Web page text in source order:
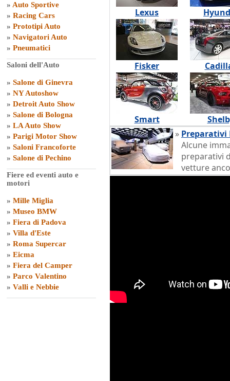
» Auto Sportive
» Racing Cars
» Prototipi Auto
» Navigatori Auto
» Pneumatici
Saloni dell'Auto
» Salone di Ginevra
» NY Autoshow
» Detroit Auto Show
» Salone di Bologna
» LA Auto Show
» Parigi Motor Show
» Saloni Francoforte
» Salone di Pechino
Fiere ed eventi auto e
motori
» Mille Miglia
» Museo BMW
» Fiera di Padova
» Villa d'Este
» Roma Supercar
» Eicma
» Fiera del Camper
» Parco Valentino
» Valli e Nebbie
Lexus
Fisker
Smart
» Preparativi
Alcune
preparativi
vetture